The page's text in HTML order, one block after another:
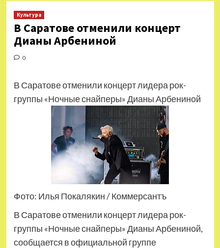
Культура
В Саратове отменили концерт
Дианы Арбениной
0
В Саратове отменили концерт лидера рок-
группы «Ночные снайперы» Дианы Арбениной
Фото: Илья Покалякин / Коммерсантъ
В Саратове отменили концерт лидера рок-
группы «Ночные снайперы» Дианы Арбениной,
сообщается в официальной группе